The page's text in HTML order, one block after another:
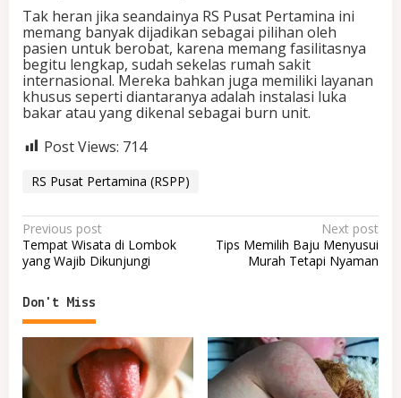
s
i
o
n
a
l
Tak heran jika seandainya RS Pusat Pertamina ini
memang banyak dijadikan sebagai pilihan oleh
pasien untuk berobat, karena memang fasilitasnya
begitu lengkap, sudah sekelas rumah sakit
internasional. Mereka bahkan juga memiliki layanan
khusus seperti diantaranya adalah instalasi luka
bakar atau yang dikenal sebagai burn unit.
Post Views: 714
RS Pusat Pertamina (RSPP)
P
o
t
n
v
Previous post
Tempat Wisata di Lombok
yang Wajib Dikunjungi
Next post
Tips Memilih Baju Menyusui
Murah Tetapi Nyaman
Don't Miss